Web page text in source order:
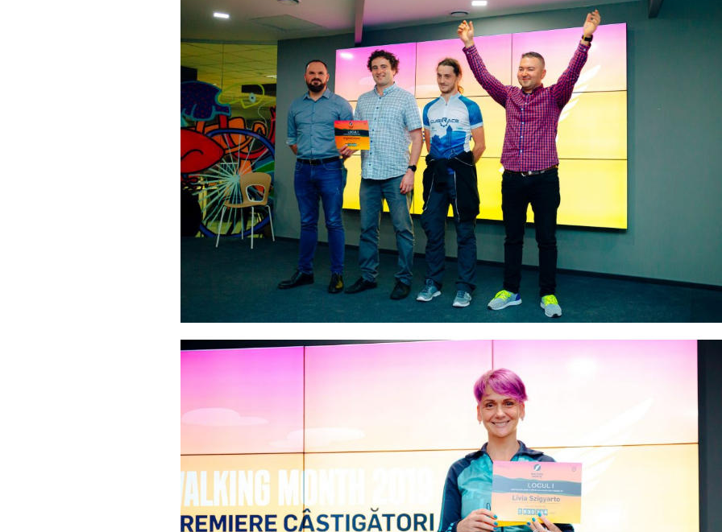
Join our community of
SUBSCRIBERS and be part
of the conversation.
To subscribe, simply enter your email address on our website or click